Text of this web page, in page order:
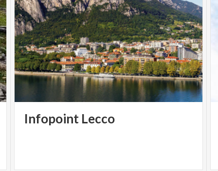
Infopoint Lecco